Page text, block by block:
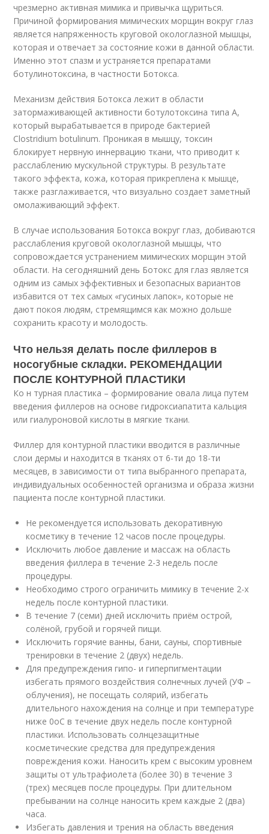
чрезмерно активная мимика и привычка щуриться.
Причиной формирования мимических морщин вокруг глаз
является напряженность круговой окологлазной мышцы,
которая и отвечает за состояние кожи в данной области.
Именно этот спазм и устраняется препаратами
ботулинотоксина, в частности Ботокса.
Механизм действия Ботокса лежит в области
затормаживающей активности ботулотоксина типа А,
который вырабатывается в природе бактерией
Clostridium botulinum. Проникая в мышцу, токсин
блокирует нервную иннервацию ткани, что приводит к
расслаблению мускульной структуры. В результате
такого эффекта, кожа, которая прикреплена к мышце,
также разглаживается, что визуально создает заметный
омолаживающий эффект.
В случае использования Ботокса вокруг глаз, добиваются
расслабления круговой окологлазной мышцы, что
сопровождается устранением мимических морщин этой
области. На сегодняшний день Ботокс для глаз является
одним из самых эффективных и безопасных вариантов
избавится от тех самых «гусиных лапок», которые не
дают покоя людям, стремящимся как можно дольше
сохранить красоту и молодость.
Что нельзя делать после филлеров в
носогубные складки. РЕКОМЕНДАЦИИ
ПОСЛЕ КОНТУРНОЙ ПЛАСТИКИ
Ко н турная пластика – формирование овала лица путем
введения филлеров на основе гидроксиапатита кальция
или гиалуроновой кислоты в мягкие ткани.
Филлер для контурной пластики вводится в различные
слои дермы и находится в тканях от 6-ти до 18-ти
месяцев, в зависимости от типа выбранного препарата,
индивидуальных особенностей организма и образа жизни
пациента после контурной пластики.
Не рекомендуется использовать декоративную
косметику в течение 12 часов после процедуры.
Исключить любое давление и массаж на область
введения филлера в течение 2-3 недель после
процедуры.
Необходимо строго ограничить мимику в течение 2-х
недель после контурной пластики.
В течение 7 (семи) дней исключить приём острой,
солёной, грубой и горячей пищи.
Исключить горячие ванны, бани, сауны, спортивные
тренировки в течение 2 (двух) недель.
Для предупреждения гипо- и гиперпигментации
избегать прямого воздействия солнечных лучей (УФ –
облучения), не посещать солярий, избегать
длительного нахождения на солнце и при температуре
ниже 0оС в течение двух недель после контурной
пластики. Использовать солнцезащитные
косметические средства для предупреждения
повреждения кожи. Наносить крем с высоким уровнем
защиты от ультрафиолета (более 30) в течение 3
(трех) месяцев после процедуры. При длительном
пребывании на солнце наносить крем каждые 2 (два)
часа.
Избегать давления и трения на область введения